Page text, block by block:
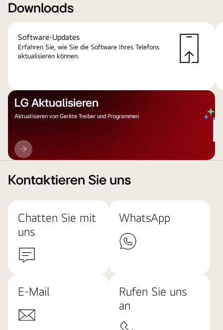
Downloads
Software-Updates
Erfahren Sie, wie Sie die Software Ihres Telefons
aktualisieren können.
LG Aktualisieren
Aktualisieren von Geräte Treiber und Programmen
LG
Aktualisieren
Kontaktieren Sie uns
Chatten Sie mit
uns
WhatsApp
E-Mail
Rufen Sie uns
an